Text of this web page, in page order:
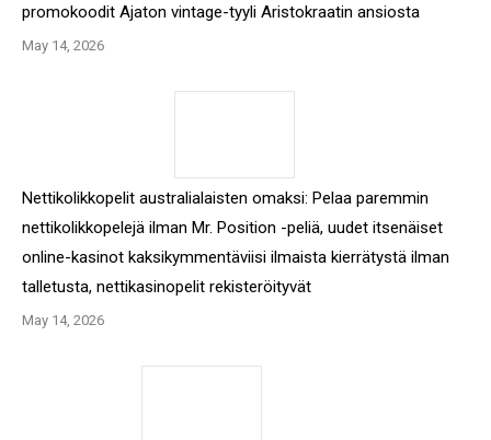
promokoodit Ajaton vintage-tyyli Aristokraatin ansiosta
May 14, 2026
Nettikolikkopelit australialaisten omaksi: Pelaa paremmin
nettikolikkopelejä ilman Mr. Position -peliä, uudet itsenäiset
online-kasinot kaksikymmentäviisi ilmaista kierrätystä ilman
talletusta, nettikasinopelit rekisteröityvät
May 14, 2026